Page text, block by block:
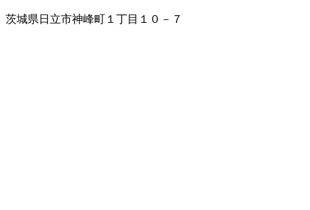
茨城県日立市神峰町１丁目１０－７